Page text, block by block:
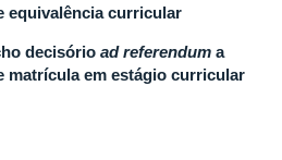
equivalência curricular
decisório ad referendum a
matrícula em estágio curricular